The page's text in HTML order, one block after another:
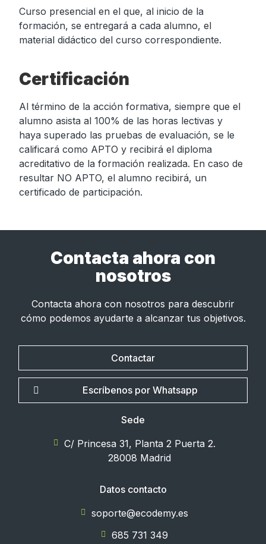
Curso presencial en el que, al inicio de la
formación, se entregará a cada alumno, el
material didáctico del curso correspondiente.
Certificación
Al término de la acción formativa, siempre que el
alumno asista al 100% de las horas lectivas y
haya superado las pruebas de evaluación, se le
calificará como APTO y recibirá el diploma
acreditativo de la formación realizada. En caso de
resultar NO APTO, el alumno recibirá, un
certificado de participación.
Contacta ahora con
nosotros
Contacta ahora con nosotros para descubrir
cómo podemos ayudarte a alcanzar tus objetivos.
Contactar
Escríbenos por Whatsapp
Sede
C/ Princesa 31, Planta 2 Puerta 2.
28008 Madrid
Datos contacto
soporte@ecodemy.es
685 731 349